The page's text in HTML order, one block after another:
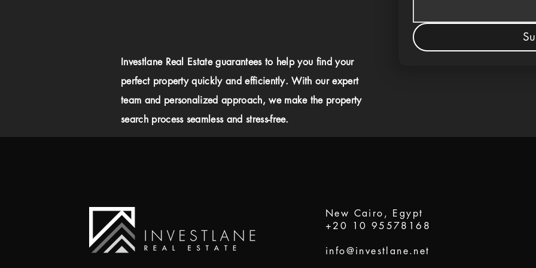
Investlane Real Estate guarantees to help you find your
perfect property quickly and efficiently. With our expert
team and personalized approach, we make the property
search process seamless and stress-free.
New Cairo, Egypt
+20 10 95578168
info@investlane.net